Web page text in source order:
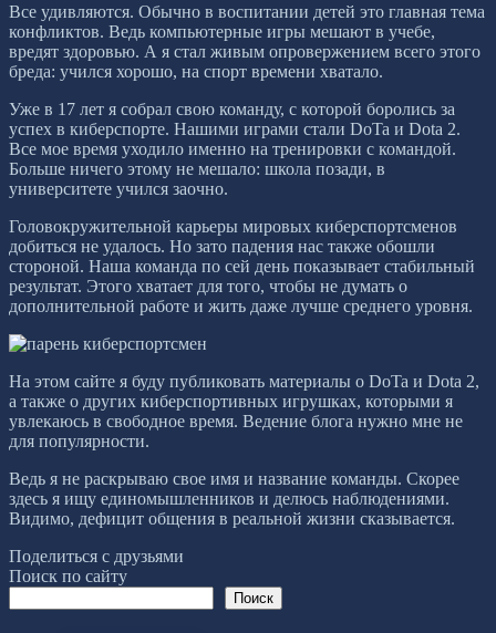
Все удивляются. Обычно в воспитании детей это главная тема
конфликтов. Ведь компьютерные игры мешают в учебе,
вредят здоровью. А я стал живым опровержением всего этого
бреда: учился хорошо, на спорт времени хватало.
Уже в 17 лет я собрал свою команду, с которой боролись за
успех в киберспорте. Нашими играми стали DoTa и Dota 2.
Все мое время уходило именно на тренировки с командой.
Больше ничего этому не мешало: школа позади, в
университете учился заочно.
Головокружительной карьеры мировых киберспортсменов
добиться не удалось. Но зато падения нас также обошли
стороной. Наша команда по сей день показывает стабильный
результат. Этого хватает для того, чтобы не думать о
дополнительной работе и жить даже лучше среднего уровня.
На этом сайте я буду публиковать материалы о DoTa и Dota 2,
а также о других киберспортивных игрушках, которыми я
увлекаюсь в свободное время. Ведение блога нужно мне не
для популярности.
Ведь я не раскрываю свое имя и название команды. Скорее
здесь я ищу единомышленников и делюсь наблюдениями.
Видимо, дефицит общения в реальной жизни сказывается.
Поделиться с друзьями
Поиск по сайту
Поиск